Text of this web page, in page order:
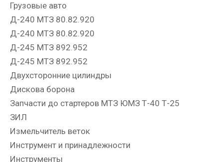
Грузовые авто
Д-240 МТЗ 80.82.920
Д-240 МТЗ 80.82.920
Д-245 МТЗ 892.952
Д-245 МТЗ 892.952
Двухсторонние цилиндры
Дискова борона
Запчасти до стартеров МТЗ ЮМЗ Т-40 Т-25
ЗИЛ
Измельчитель веток
Инструмент и принадлежности
Инструменты